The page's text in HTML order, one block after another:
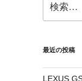
索:
最近の投稿
LEXUS